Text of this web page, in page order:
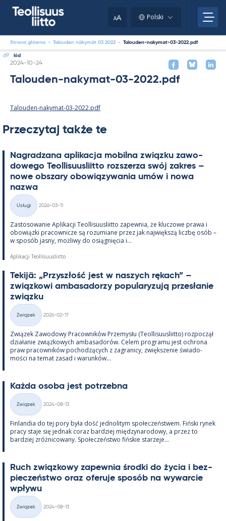
AA Polski
Strona główna - Talouden näkymät 03 2022 - Talouden-nakymat-03-2022.pdf
lód
Kirjoitettu
2024-10-24
Talouden-nakymat-03-2022.pdf
Talouden-nakymat-03-2022.pdf
Przeczytaj także te
Na­gradzana apli­kacja mo­bilna związku zawo­
dowego Teol­li­suus­liitto rozszerza swój za­kres –
nowe obszary obowiązywa­nia umów i nowa
nazwa
Kategorie
Usługi
2026-03-11
Zas­to­sowa­nie Apli­kacji Teol­li­suus­liitto za­pew­nia, że kluczowe prawa i
obowiązki pracow­nicze są rozu­miane przez jak największą liczbę osób –
w sposób jasny, moż­liwy do osiąg­nięcia i...
Aplikacji Teollisuusliitto
Te­kijä: „Przyszłość jest w naszych rę­kach” –
związ­kowi am­ba­sa­dorzy po­pu­la­ryzują przesła­nie
związku
Kategorie
Związek
2026-02-17
Związek Zawo­dowy Pracow­ników Prze­mysłu (Teol­li­suus­liitto) roz­począł
działa­nie związ­kowych am­ba­sa­dorów. Ce­lem pro­gramu jest ochrona
praw pracow­ników poc­hodzących z za­gra­nicy, zwiększe­nie świa­do­
mości na te­mat za­sad i wa­runków...
Każda osoba jest potrzebna
Kategorie
Związek
2024-08-13
Fin­lan­dia do tej pory była dość jed­no­li­tym społeczeństwem. Fiński ry­nek
pracy staje się jed­nak co­raz bardziej między­na­ro­dowy, a przez to
bardziej zróż­nicowany. Społeczeństwo fińs­kie starzeje...
Ruch związ­kowy za­pew­nia środki do życia i bez­
pieczeństwo oraz ofe­ruje sposób na wywarcie
wpływu
Kategorie
Związek
2024-08-13